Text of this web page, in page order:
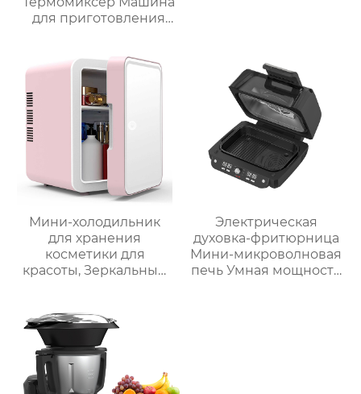
для приготовления
Мини-холодильник
для хранения
косметики для
красоты, Зеркальный
грудное молоко,
автомобильный мини-
холодильник
Электрическая
духовка-фритюрница
Мини-микроволновая
печь Умная мощность